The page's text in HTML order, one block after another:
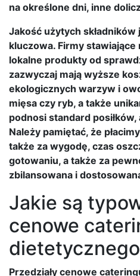
na określone dni, inne
Jakość użytych
kluczowa. Firmy
lokalne produkty od
zazwyczaj mają wyższe
ekologicznych warzyw i
mięsa czy ryb, a także
podnosi standard
Należy pamiętać, że
także za wygodę, czas
gotowaniu, a także za
zbilansowana i
Jakie są
cenowe
Przedziały cenowe